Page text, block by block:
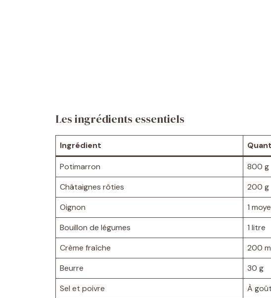
Les ingrédients essentiels
Ingrédient
Potimarron
800 g
Châtaignes rôties
200 g
Oignon
1
Bouillon de légumes
1 litre
Crème fraîche
200
Beurre
30 g
Sel et poivre
À goût